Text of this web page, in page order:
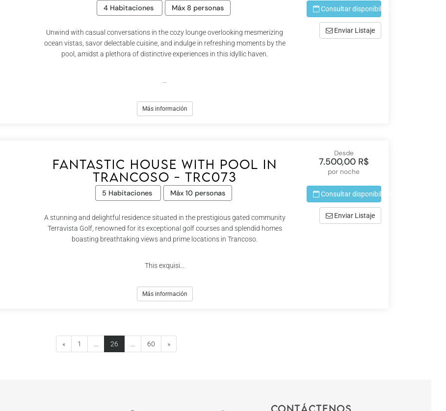
4 Habitaciones Máx 8 personas
Unwind with casual conversations in the cozy lounge overlooking mesmerizing
ocean vistas, savor delectable cuisine, and indulge in refreshing moments by the
pool, amidst a plethora of distinctive experiences in this idyllic haven.
Más información
Consultar disponibilidad
Enviar Listaje
Fantastic house with pool in
Trancoso - Trc073
5 Habitaciones Máx 10 personas
A stunning and delightful residence situated in the prestigious gated community
Terravista Golf, renowned for its exceptional golf courses and splendid homes
boasting breathtaking views and prime locations in Trancoso.
This exquisi...
Más información
Desde
7.500,00 R$
por noche
Consultar disponibilidad
Enviar Listaje
« 1 26 60 »